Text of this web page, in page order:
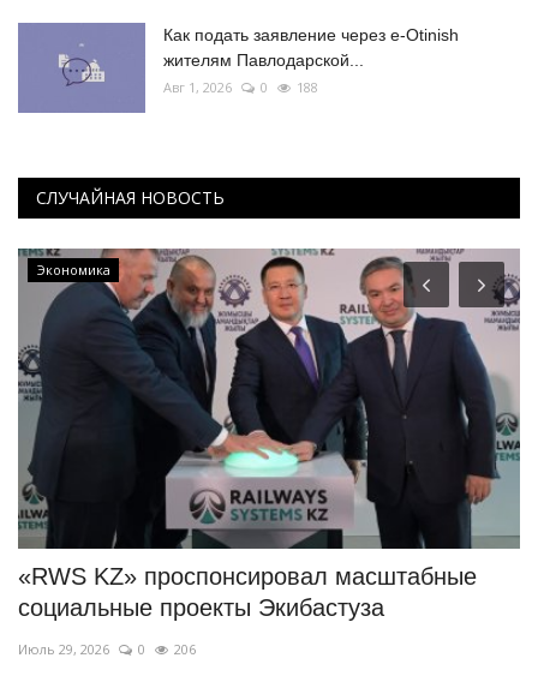
Как подать заявление через e-Otinish
жителям Павлодарской...
Авг 1, 2026 0 188
СЛУЧАЙНАЯ НОВОСТЬ
Экономика
«RWS KZ» проспонсировал масштабные
социальные проекты Экибастуза
Июль 29, 2026 0 206